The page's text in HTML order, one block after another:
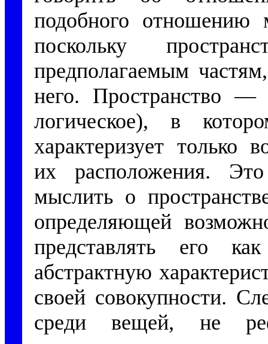
подобного отношению
поскольку
предполагаемым
него. Пространство
логическое), в
характеризует только
их расположения.
мыслить о
определяющей
представлять его
абстрактную
своей совокупности.
среди вещей, не